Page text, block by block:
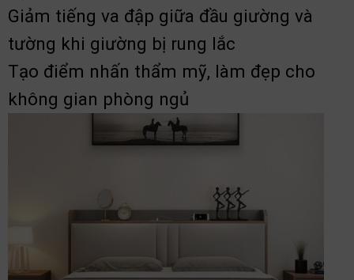
Giảm tiếng va đập giữa đầu giường và
tường khi giường bị rung lắc
Tạo điểm nhấn thẩm mỹ, làm đẹp cho
không gian phòng ngủ